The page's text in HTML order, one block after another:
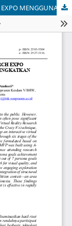
PERANCANGAN VIRTUAL REALITY RESEARCH EXPO MENGGUNAKAN DESIGN SPRINT UNTUK MENINGKATKAN KETERLIBATAN PENGGUNA